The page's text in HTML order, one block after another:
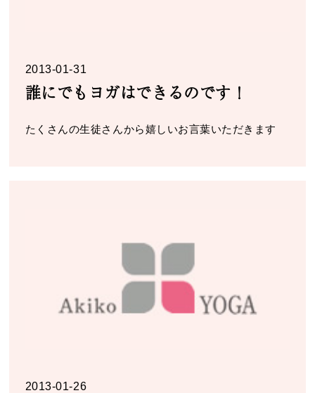
2013-01-31
誰にでもヨガはできるのです！
たくさんの生徒さんから嬉しいお言葉いただきます
2013-01-26